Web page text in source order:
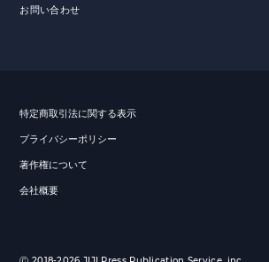
お問い合わせ
特定商取引法に関する表示
プライバシーポリシー
著作権について
会社概要